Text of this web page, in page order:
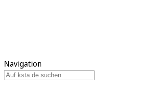
Navigation